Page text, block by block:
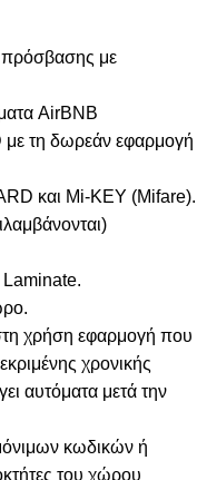
πρόσβασης με
AirBNB
τη δωρεάν εφαρμογή
και Μi-KEY (Mifare).
Laminate.
χρήση εφαρμογή που
χρονικής
αυτόματα μετά την
κωδικών ή
του χώρου